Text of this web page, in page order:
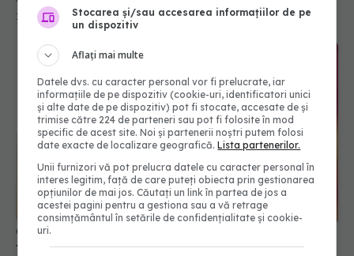
11 apr 2023, 11:25
CMSR solicită eliminarea discriminărilor privind
tratarea pacienților aflați în situații de urgență
Stocarea și/sau accesarea informațiilor de pe
un dispozitiv
Aflați mai multe
Datele dvs. cu caracter personal vor fi prelucrate, iar
informațiile de pe dispozitiv (cookie-uri, identificatori unici
și alte date de pe dispozitiv) pot fi stocate, accesate de și
trimise către 224 de parteneri sau pot fi folosite în mod
specific de acest site. Noi și partenerii noștri putem folosi
date exacte de localizare geografică.Lista partenerilor.
Unii furnizori vă pot prelucra datele cu caracter personal în
interes legitim, față de care puteți obiecta prin gestionarea
opțiunilor de mai jos. Căutați un link în partea de jos a
acestei pagini pentru a gestiona sau a vă retrage
consimțământul în setările de confidențialitate și cookie-
uri.